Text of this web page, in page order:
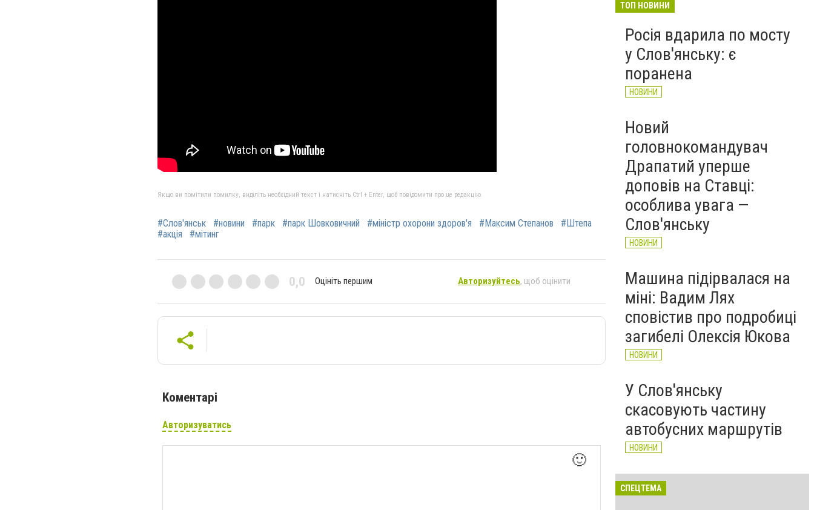
Якщо ви помітили помилку, виділіть необхідний текст і натисніть Ctrl + Enter, щоб повідомити про це редакцію
#Слов'янськ #новини #парк #парк Шовковичний #міністр охорони здоров'я #Максим Степанов
#Штепа
#акція
#мітинг
0,0 Оцініть першим Авторизуйтесь, щоб оцінити
Коментарі
Авторизуватись
🙂
ТОП НОВИНИ
Росія вдарила по мосту
у Слов'янську: є
поранена
НОВИНИ
Новий
головнокомандувач
Драпатий уперше
доповів на Ставці:
особлива увага —
Слов'янську
НОВИНИ
Машина підірвалася на
міні: Вадим Лях
сповістив про подробиці
загибелі Олексія Юкова
НОВИНИ
У Слов'янську
скасовують частину
автобусних маршрутів
НОВИНИ
СПЕЦТЕМА